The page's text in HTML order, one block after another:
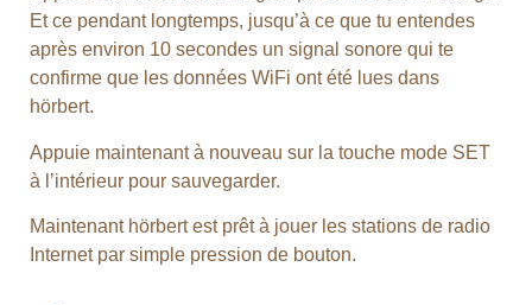
Et ce pendant longtemps, jusqu’à ce que tu entendes
après environ 10 secondes un signal sonore qui te
confirme que les données WiFi ont été lues dans
hörbert.
Appuie maintenant à nouveau sur la touche mode SET
à l’intérieur pour sauvegarder.
Maintenant hörbert est prêt à jouer les stations de radio
Internet par simple pression de bouton.